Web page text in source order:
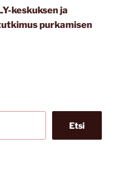
keskuksen ja
purkamisen
Etsi